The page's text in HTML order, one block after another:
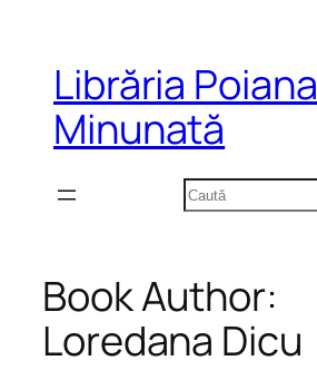
conținutLibrăria Poiana
Minunată
Caută
Book Author:
Loredana Dicu